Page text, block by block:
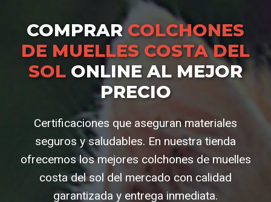
COMPRAR COLCHONES
DE MUELLES COSTA DEL
SOL ONLINE AL MEJOR
PRECIO
Certificaciones que aseguran materiales
seguros y saludables. En nuestra tienda
ofrecemos los mejores colchones de muelles
costa del sol del mercado con calidad
garantizada y entrega inmediata.